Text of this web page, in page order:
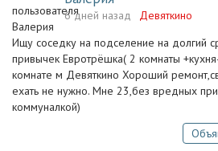
6 дней назад
Девяткино
Ищу соседку на подселение на долгий
привычек Евротрёшка( 2 комнаты
комнате м Девяткино Хороший
ехать не нужно. Мне 23,без вредных
коммуналкой)